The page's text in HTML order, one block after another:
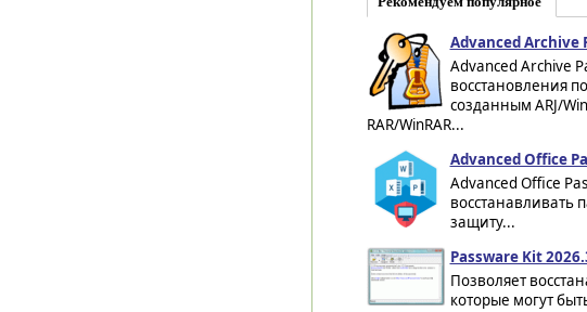
Advanced Archive
Advanced Archive
восстановления
созданным ARJ/
RAR/WinRAR...
Advanced Office
Advanced Office
восстанавливать
защиту...
Passware Kit
Позволяет
которые могут